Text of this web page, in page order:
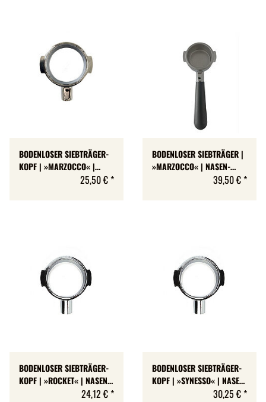
BODENLOSER SIEBTRÄGER-
KOPF | »MARZOCCO« |
NASEN-HÖHE: 6,5 MM | M12
25,50 € *
BODENLOSER SIEBTRÄGER |
»MARZOCCO« | NASEN-
39,50 € *
BODENLOSER SIEBTRÄGER-
KOPF | »ROCKET« | NASEN-
HÖHE: 5,9 MM | M1224,12 € *
BODENLOSER SIEBTRÄGER-
KOPF | »SYNESSO« | NASEN-
HÖHE: 5,95 MM | M1030,25 € *